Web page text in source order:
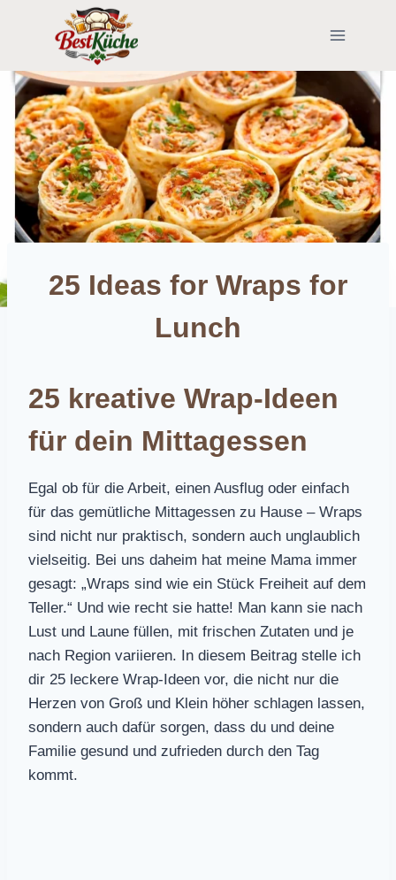
25 Ideas for Wraps for
Lunch
25 kreative Wrap-Ideen
für dein Mittagessen
Egal ob für die Arbeit, einen Ausflug oder einfach
für das gemütliche Mittagessen zu Hause – Wraps
sind nicht nur praktisch, sondern auch unglaublich
vielseitig. Bei uns daheim hat meine Mama immer
gesagt: „Wraps sind wie ein Stück Freiheit auf dem
Teller.“ Und wie recht sie hatte! Man kann sie nach
Lust und Laune füllen, mit frischen Zutaten und je
nach Region variieren. In diesem Beitrag stelle ich
dir 25 leckere Wrap-Ideen vor, die nicht nur die
Herzen von Groß und Klein höher schlagen lassen,
sondern auch dafür sorgen, dass du und deine
Familie gesund und zufrieden durch den Tag
kommt.